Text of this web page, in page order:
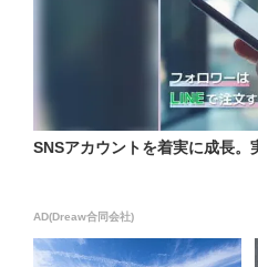
SNSアカウントを着実に成長。
AD(Dreaw合同会社)